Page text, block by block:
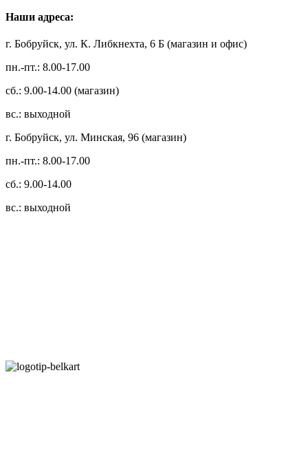
Наши адреса:
г. Бобруйск, ул. К. Либкнехта, 6 Б (магазин и офис)
пн.-пт.: 8.00-17.00
сб.: 9.00-14.00 (магазин)
вс.: выходной
г. Бобруйск, ул. Минская, 96 (магазин)
пн.-пт.: 8.00-17.00
сб.: 9.00-14.00
вс.: выходной